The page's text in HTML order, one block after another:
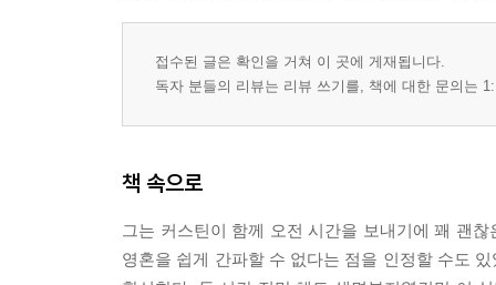
접수된 글은 확인을 거쳐 이 곳에 게재됩니다.
독자 분들의 리뷰는 리뷰 쓰기를, 책에 대한 문의는
책 속으로
그는 커스틴이 함께 오전 시간을 보내기에 꽤 괜
영혼을 쉽게 간파할 수 없다는 점을 인정할 수도